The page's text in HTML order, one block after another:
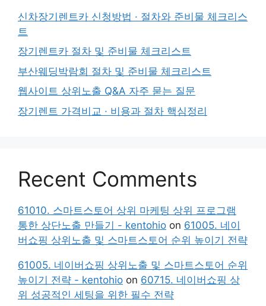
신차장기렌트카 신청방법 · 절차와 준비물 체크리스
트
장기렌트카 절차 및 준비물 체크리스트
부산웨딩박람회 절차 및 준비물 체크리스트
웹사이트 상위노출 Q&A 자주 묻는 질문
장기렌트 가격비교 · 비용과 절차 핵심정리
Recent Comments
61010. 스마트스토어 상위 마케팅 상위 프로그램
통한 상단노출 만들기 - kentohio on 61005. 네이
버쇼핑 상위노출 및 스마트스토어 순위 높이기 전략
61005. 네이버쇼핑 상위노출 및 스마트스토어 순위
높이기 전략 - kentohio on 60715. 네이버쇼핑 상
위 성공적인 세팅을 위한 필수 전략